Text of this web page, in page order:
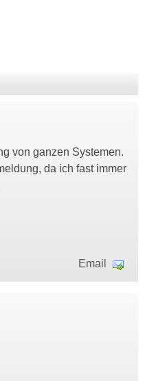
von ganzen Systemen.
da ich fast immer
Email